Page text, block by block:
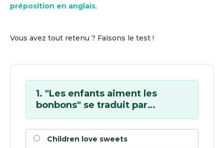
préposition en anglais.
Vous avez tout retenu ? Faisons le test !
1. "Les enfants aiment les
bonbons" se traduit par…
Children love sweets